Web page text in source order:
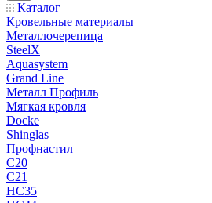
Каталог
Кровельные материалы
Металлочерепица
SteelX
Aquasystem
Grand Line
Металл Профиль
Мягкая кровля
Docke
Shinglas
Профнастил
C20
C21
НС35